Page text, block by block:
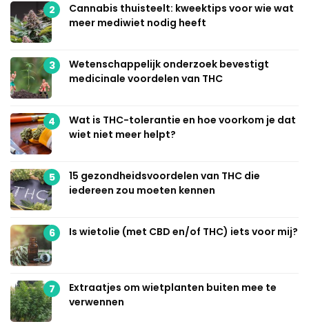
2
Cannabis thuisteelt: kweektips voor wie wat
meer mediwiet nodig heeft
3
Wetenschappelijk onderzoek bevestigt
medicinale voordelen van THC
4
Wat is THC-tolerantie en hoe voorkom je dat
wiet niet meer helpt?
5
15 gezondheidsvoordelen van THC die
iedereen zou moeten kennen
6 Is wietolie (met CBD en/of THC) iets voor mij?
7
Extraatjes om wietplanten buiten mee te
verwennen